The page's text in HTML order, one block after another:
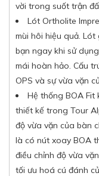
vời trong suốt trận
Lót Ortholite
mùi hôi hiệu quả.
bạn ngay khi sử
mái hoàn hảo. Cấu
OPS và sự vừa vặn
Hệ thống BOA Fit
thiết kế trong Tour
độ vừa vặn của bàn
là có nút xoay BOA
điều chỉnh độ vừa
tối ưu hoá cú đánh